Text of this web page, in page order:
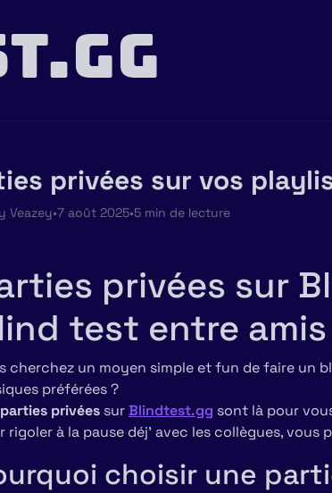
privées sur vos
Veazey•7 août 2025•5 min de lecture
privées sur
test entre
cherchez un moyen simple et fun de faire un
préférées ?
parties privées surBlindtest.gg sont là pour
rigoler à la pause déj' avec les collègues,
choisir une